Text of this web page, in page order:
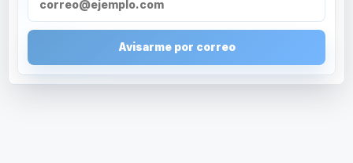
Avisarme por correo